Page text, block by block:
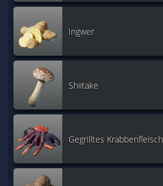
Ingwer
Shiitake
Gegrilltes Krabbenfleisch